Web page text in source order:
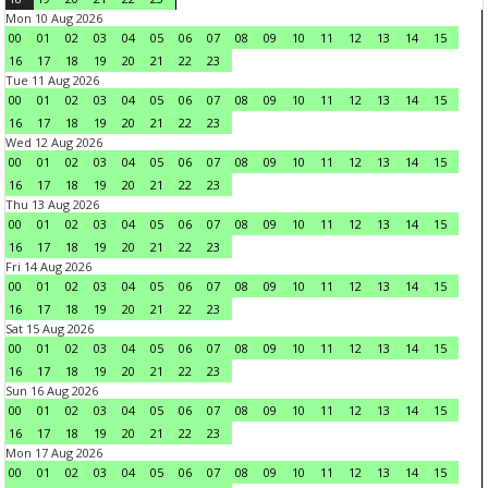
Mon 10 Aug 2026
00
01 02 03 04 05 06 07 08 09 10 11 12 13 14
15
16
17 18 19 20 21 22
23
Tue 11 Aug 2026
00
01 02 03 04 05 06 07 08 09 10 11 12 13 14
15
16
17 18 19 20 21 22
23
Wed 12 Aug 2026
00
01 02 03 04 05 06 07 08 09 10 11 12 13 14
15
16
17 18 19 20 21 22
23
Thu 13 Aug 2026
00
01 02 03 04 05 06 07 08 09 10 11 12 13 14
15
16
17 18 19 20 21 22
23
Fri 14 Aug 2026
00
01 02 03 04 05 06 07 08 09 10 11 12 13 14
15
16
17 18 19 20 21 22
23
Sat 15 Aug 2026
00
01 02 03 04 05 06 07 08 09 10 11 12 13 14
15
16
17 18 19 20 21 22
23
Sun 16 Aug 2026
00
01 02 03 04 05 06 07 08 09 10 11 12 13 14
15
16
17 18 19 20 21 22
23
Mon 17 Aug 2026
00
01 02 03 04 05 06 07 08 09 10 11 12 13 14
15